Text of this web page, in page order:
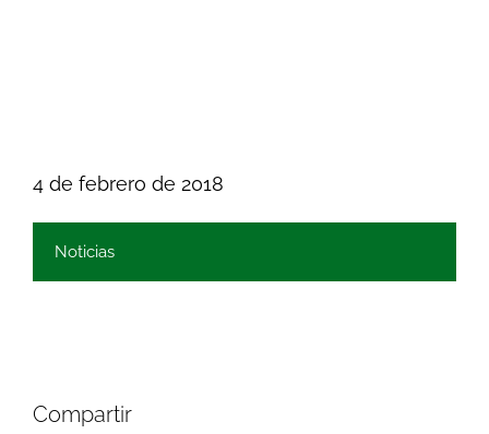
4 de febrero de 2018
Noticias
Compartir